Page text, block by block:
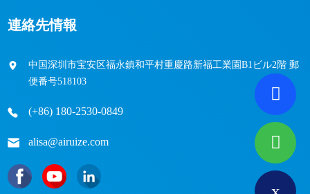
連絡先情報
中国深圳市宝安区福永鎮和平村重慶路新福工業園B1ビル2階 郵
便番号518103
(+86) 180-2530-0849
alisa@airuize.com